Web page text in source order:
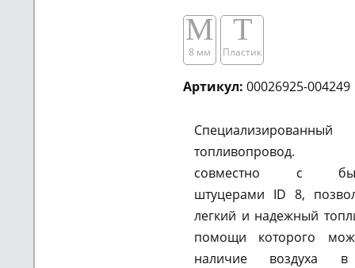
M
8 мм
T
Пластик
Артикул: 00026925-004249
топливопровод.
совместно с
штуцерами ID 8,
легкий и надежный
помощи которого
наличие воздуха